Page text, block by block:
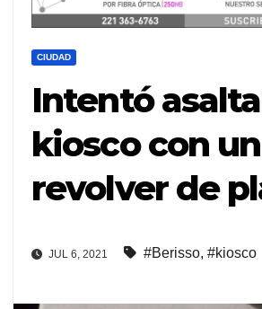
CIUDAD
Intentó
kiosco con un
revolver de
JUL 6, 2021 #Berisso, #kiosco